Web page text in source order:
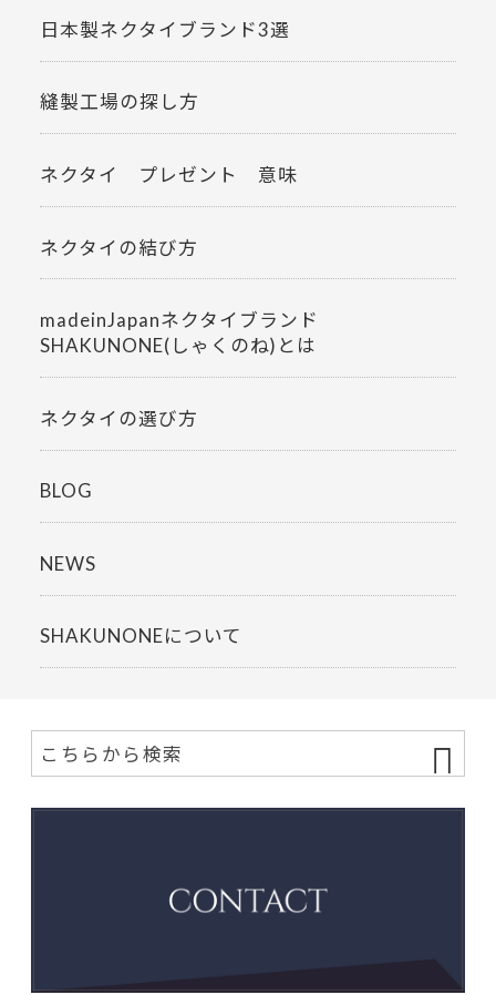
日本製ネクタイブランド3選
縫製工場の探し方
ネクタイ プレゼント 意味
ネクタイの結び方
madeinJapanネクタイブランド
SHAKUNONE(しゃくのね)とは
ネクタイの選び方
BLOG
NEWS
SHAKUNONEについて